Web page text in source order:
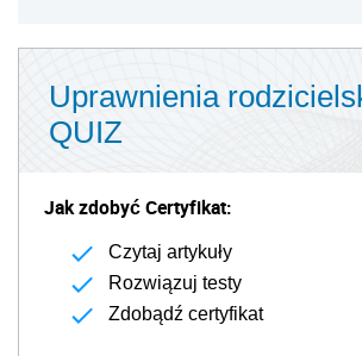
Uprawnienia
QUIZ
Jak zdobyć Certyfikat:
Czytaj artykuły
Rozwiązuj testy
Zdobądź certyfikat